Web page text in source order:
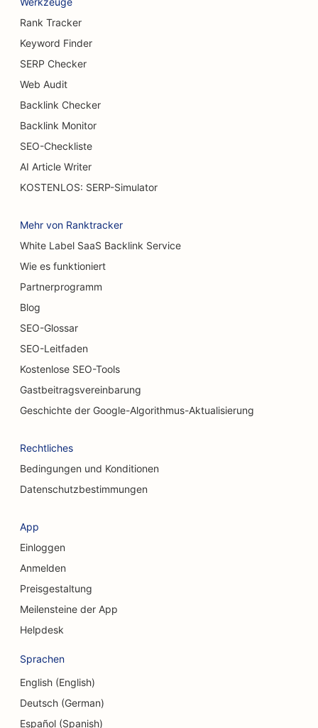
SEO für Brauereien
SEO für Brustvergrößerungsdienste
SEO für Buffet-Restaurants
SEO für Cafés
SEO für Konditoreien
SEO für Restaurants, die zwanglos speisen
SEO für Autowaschanlagen
SEO für Autohäuser
SEO für Reinigungsdienste
SEO für Chiropraktiker
SEO für chemische Peeling-Dienstleistungen
SEO für kraniofaziale Chirurgen
SEO für Coffee Shops
SEO für Kreditgenossenschaften
SEO für Feinkostläden
SEO für Schuldnerberatungsdienste
SEO für Währungsumtausch-Dienstleistungen
SEO für Dermabrasionsdienstleistungen
Rank Tracker
Keyword Finder
SERP Checker
Web Audit
Backlink Checker
Backlink Monitor
SEO-Checkliste
AI Article Writer
KOSTENLOS: SERP-Simulator
Mehr von Ranktracker
White Label SaaS Backlink Service
Wie es funktioniert
Partnerprogramm
Blog
SEO-Glossar
SEO-Leitfaden
Kostenlose SEO-Tools
Gastbeitragsvereinbarung
Geschichte der Google-Algorithmus-Aktualisierung
Rechtliches
Bedingungen und Konditionen
Datenschutzbestimmungen
App
Einloggen
Anmelden
Preisgestaltung
Meilensteine der App
Helpdesk
Sprachen
English (English)
Deutsch (German)
Español (Spanish)